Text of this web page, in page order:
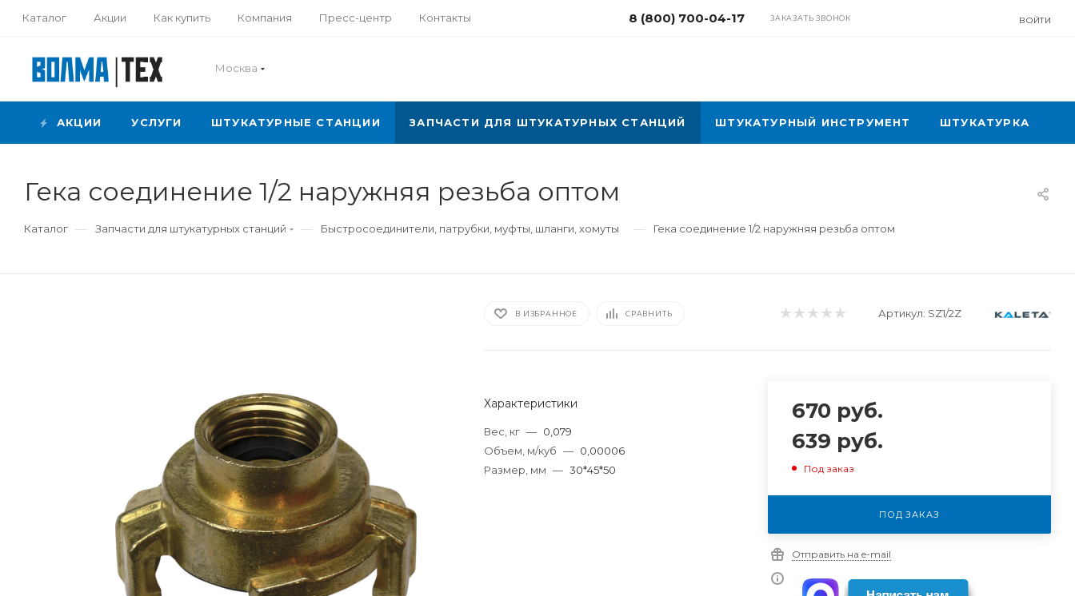
Каталог Акции Как купить Компания Пресс-центр Контакты 8 (800) 700-04-17 ЗАКАЗАТЬ ЗВОНОК ВОЙТИ
Москва
АКЦИИ УСЛУГИ ШТУКАТУРНЫЕ СТАНЦИИ ЗАПЧАСТИ ДЛЯ ШТУКАТУРНЫХ СТАНЦИЙ ШТУКАТУРНЫЙ ИНСТРУМЕНТ ШТУКАТУРКА
Гека соединение 1/2 наружняя резьба оптом
Каталог — Запчасти для штукатурных станций — Быстросоединители, патрубки, муфты, шланги, хомуты — Гека соединение 1/2 наружняя резьба оптом
В ИЗБРАННОЕ СРАВНИТЬ Артикул: SZ1/2Z
Характеристики
Вес, кг — 0,079
Объем, м/куб — 0,00006
Размер, мм — 30*45*50
670 руб.
639 руб.
Под заказ
ПОД ЗАКАЗ
Отправить на e-mail